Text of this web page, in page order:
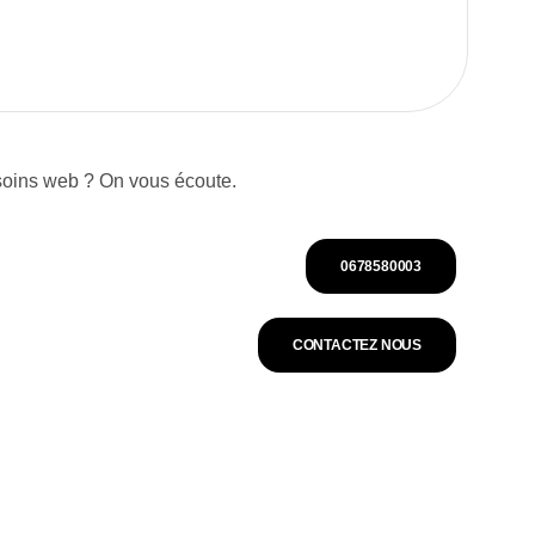
web ? On vous écoute.
0678580003
CONTACTEZ NOUS